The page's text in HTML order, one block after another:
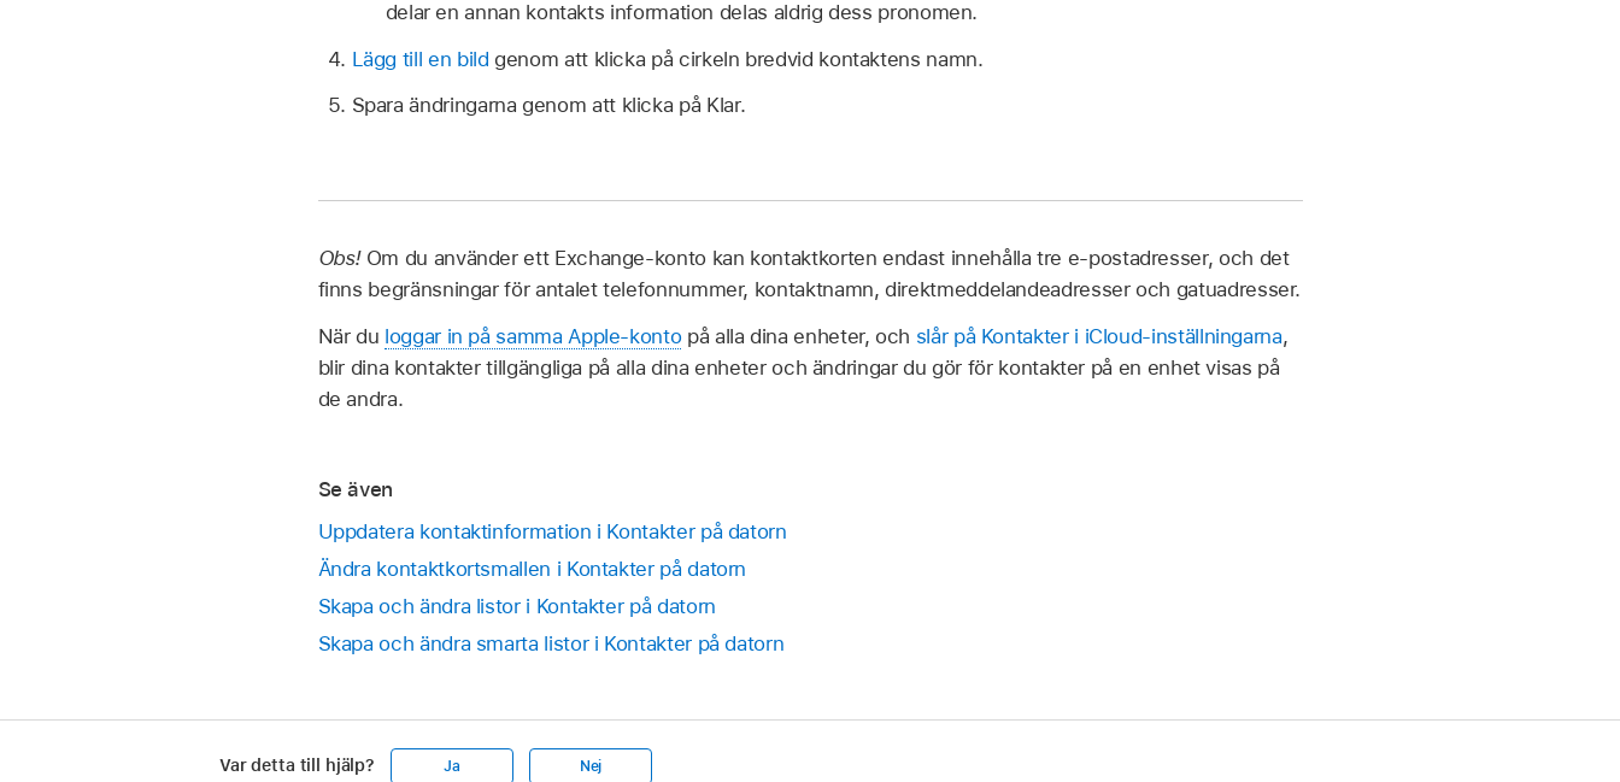
delar en annan kontakts information delas aldrig dess pronomen.
Lägg till en bild genom att klicka på cirkeln bredvid kontaktens namn.
Spara ändringarna genom att klicka på Klar.
Obs! Om du använder ett Exchange-konto kan kontaktkorten endast innehålla tre e-postadresser, och det
finns begränsningar för antalet telefonnummer, kontaktnamn, direktmeddelandeadresser och gatuadresser.
När du loggar in på samma Apple‑kontopå alla dina enheter, och slår på Kontakter i iCloud-inställningarna,
blir dina kontakter tillgängliga på alla dina enheter och ändringar du gör för kontakter på en enhet visas på
de andra.
Se även
Uppdatera kontaktinformation i Kontakter på datorn
Ändra kontaktkortsmallen i Kontakter på datorn
Skapa och ändra listor i Kontakter på datorn
Skapa och ändra smarta listor i Kontakter på datorn
Var detta till hjälp? Ja Nej